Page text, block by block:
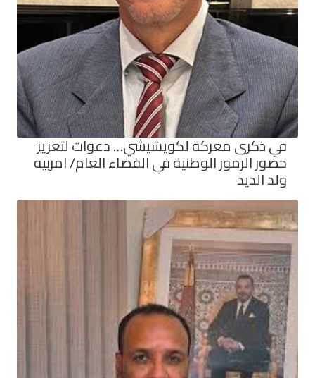
في ذكرى معركة لكويشيشي… دعوات لتعزيز
حضور الرموز الوطنية في الفضاء العام/ امربيه
ولد الديد